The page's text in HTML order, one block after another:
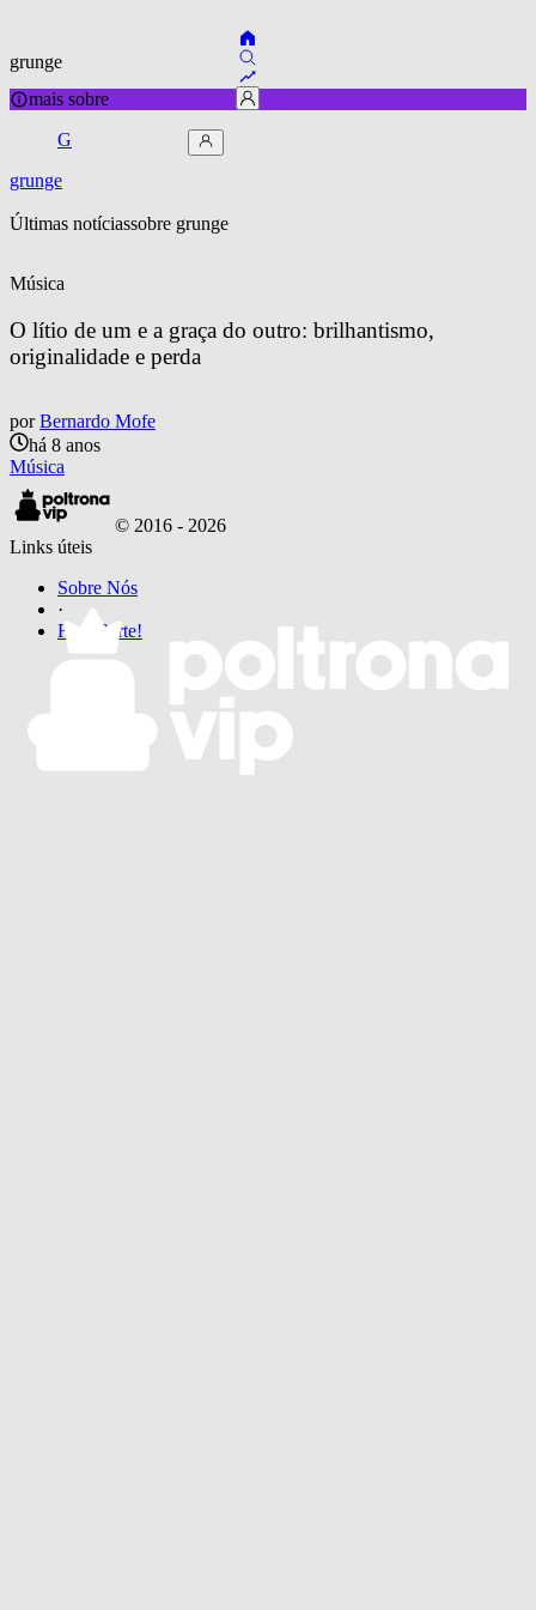
grunge
mais sobre
G
grunge
Últimas notíciassobre grunge
Música
O lítio de um e a graça do outro: brilhantismo,
originalidade e perda
por Bernardo Mofe
há 8 anos
Música
© 2016 - 2026
Links úteis
Sobre Nós
·
Faça Parte!